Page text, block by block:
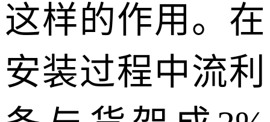
这样的作用。在
安装过程中流利